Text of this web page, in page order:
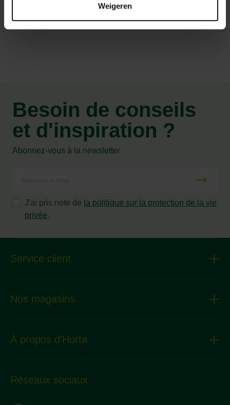
Weigeren
Caractéristiques
Besoin de conseils
et d'inspiration ?
Abonnez-vous à la newsletter
J'ai pris note de la politique sur la protection de la vie
privée.
Service client
Nos magasins
À propos d'Horta
Réseaux sociaux